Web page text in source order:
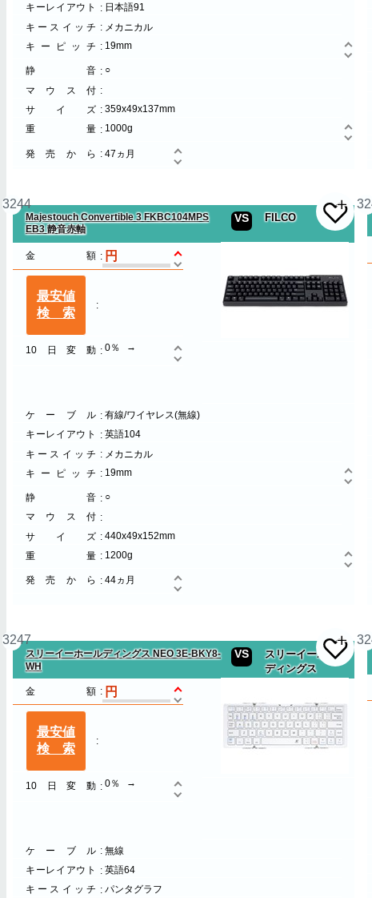
キーレイアウト
日本語91
キースイッチ
メカニカル
キーピッチ
19mm
静音
○
マウス付
サイズ
359x49x137mm
重量
1000g
発売から 47ヵ月
3244
Majestouch Convertible 3 FKBC104MPS
EB3 静音赤軸
VS FILCO
金額
最安値
検索
10日変動 0％
ケーブル
有線/ワイヤレス(無線)
キーレイアウト
英語104
キースイッチ
メカニカル
キーピッチ
19mm
静音
○
マウス付
サイズ
440x49x152mm
重量
1200g
発売から 44ヵ月
3247
スリーイーホールディングス NEO 3E-BKY8-
WH
VS
スリーイーホール
ディングス
金額
最安値
検索
10日変動 0％
ケーブル
無線
キーレイアウト
英語64
キースイッチ
パンタグラフ